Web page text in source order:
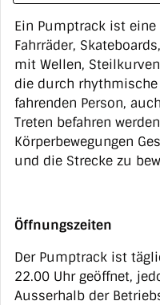
Ein Pumptrack ist
Fahrräder,
mit Wellen,
die durch
fahrenden Person,
Treten befahren
Körperbewegungen
und die Strecke zu
Öffnungszeiten
Der Pumptrack ist
22.00 Uhr geöffnet,
Ausserhalb der